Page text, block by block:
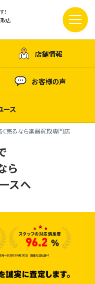
！
取店
店舗情報
お客様の声
ース
売るなら楽器買取専門店
ら
スへ